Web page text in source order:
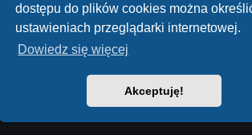
dostępu do plików cookies można
ustawieniach przeglądarki internetowej.
Dowiedz się więcej
Akceptuję!
Strona główna
Powered byphpBB™• Design by